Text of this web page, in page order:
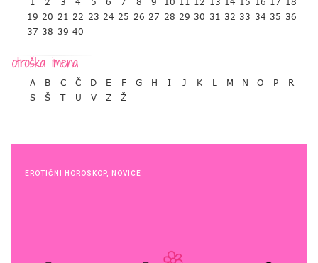
19 20 21 22 23 24 25 26 27 28 29 30 31 32 33 34 35 36
37 38 39 40
A B C Č D E F G H I J K L M N O P
R
S
Š T U V Z Ž
EROTIČNI HOROSKOP, NOVICE